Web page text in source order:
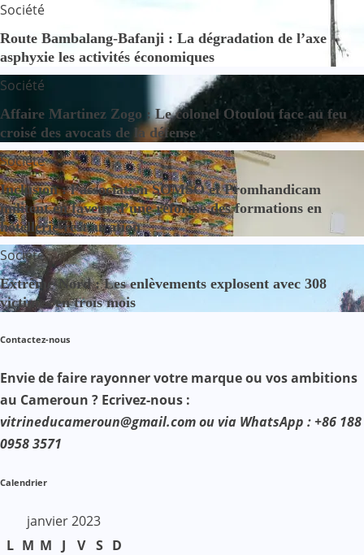
Société
Route Bambalang-Bafanji : La dégradation de l’axe
asphyxie les activités économiques
Société
Affaire Martinez Zogo : Le colonel Otoulou face au feu
croisé des avocats de la défense
Société
Inclusion : l’association SOMSO et Promhandicam
militent en faveur d’une réforme des formations en
hôtellerie-restauration
Société
Extrême-Nord : Les enlèvements explosent avec 308
victimes en trois mois
Contactez-nous
Envie de faire rayonner votre marque ou vos ambitions
au Cameroun ? Ecrivez-nous :
vitrineducameroun@gmail.com ou via WhatsApp : +86 188
0958 3571
Calendrier
janvier 2023
L M M J V S D